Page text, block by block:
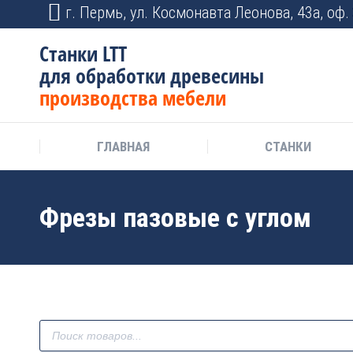
г. Пермь, ул. Космонавта Леонова, 43а, оф.
Станки LTT
для обработки древесины
производства мебели
ГЛАВНАЯ СТАНКИ
Фрезы пазовые с углом
Поиск
товаров